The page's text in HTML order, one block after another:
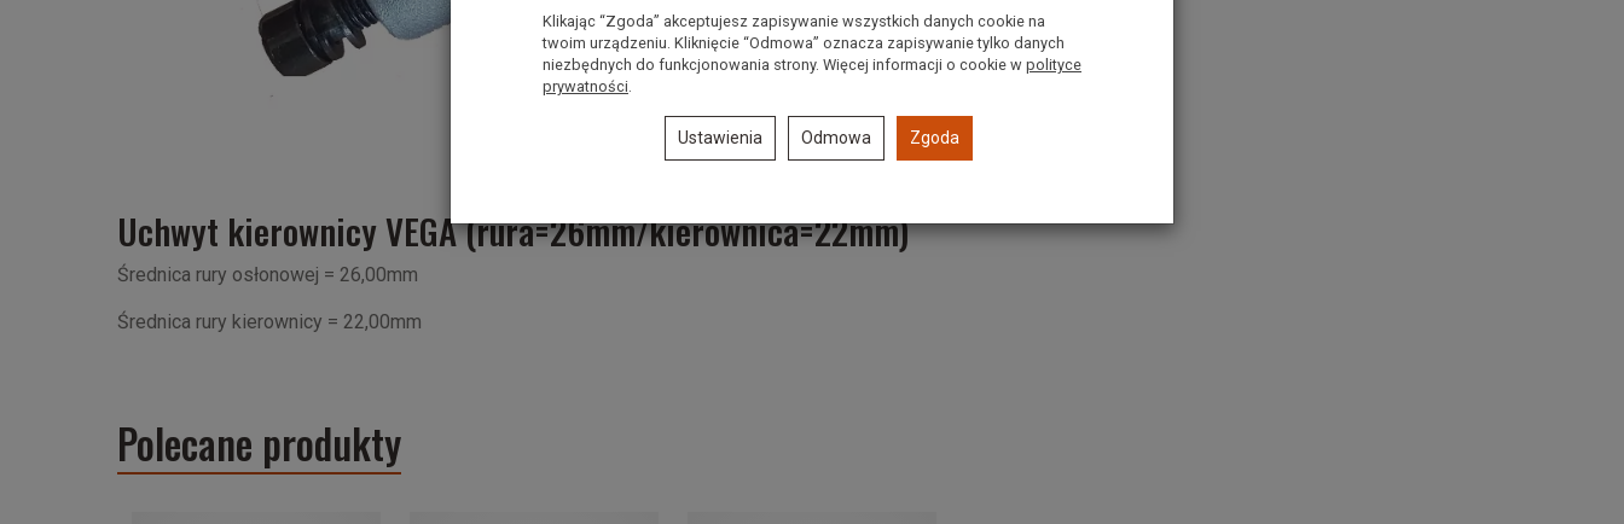
Uchwyt kierownicy VEGA (rura=26mm/kierownica=22mm)
Średnica rury osłonowej = 26,00mm
Średnica rury kierownicy = 22,00mm
Polecane produkty
Klikając “Zgoda” akceptujesz zapisywanie wszystkich danych cookie na
twoim urządzeniu. Kliknięcie “Odmowa” oznacza zapisywanie tylko danych
niezbędnych do funkcjonowania strony. Więcej informacji o cookie w polityce
prywatności
Ustawienia Odmowa Zgoda